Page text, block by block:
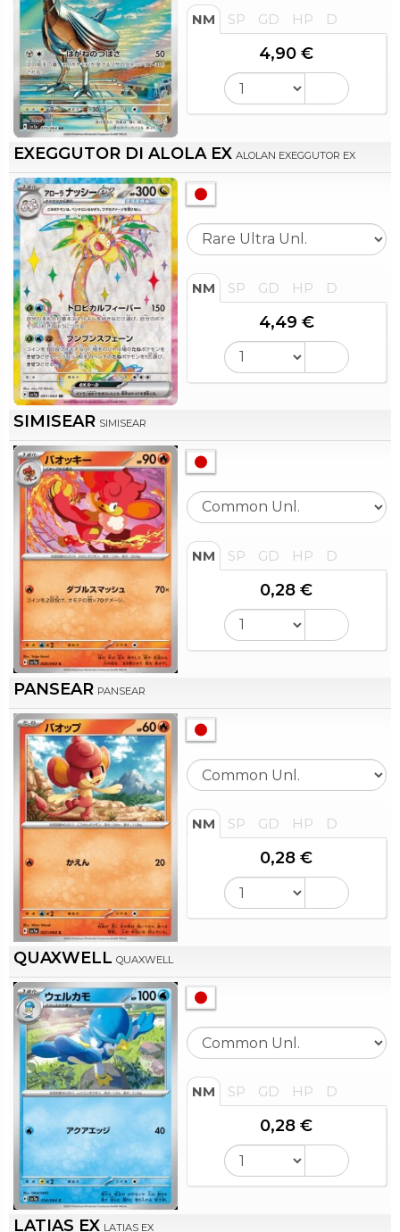
NM SP GD HP D
4,90 €
EXEGGUTOR DI ALOLA EX ALOLAN EXEGGUTOR EX
NM SP GD HP D
4,49 €
SIMISEAR SIMISEAR
NM SP GD HP D
0,28 €
PANSEAR PANSEAR
NM SP GD HP D
0,28 €
QUAXWELL QUAXWELL
NM SP GD HP D
0,28 €
LATIAS EX LATIAS EX